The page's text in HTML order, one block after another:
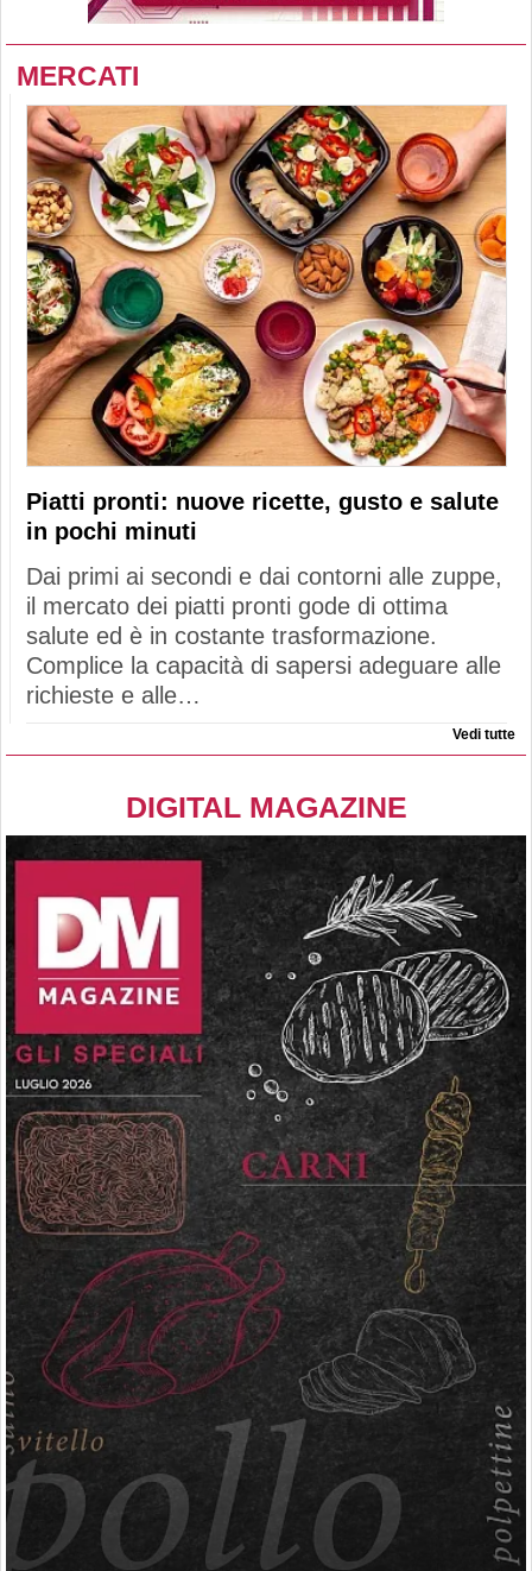
MERCATI
Piatti pronti: nuove ricette, gusto e salute
in pochi minuti
Dai primi ai secondi e dai contorni alle zuppe,
il mercato dei piatti pronti gode di ottima
salute ed è in costante trasformazione.
Complice la capacità di sapersi adeguare alle
richieste e alle…
Vedi tutte
DIGITAL MAGAZINE